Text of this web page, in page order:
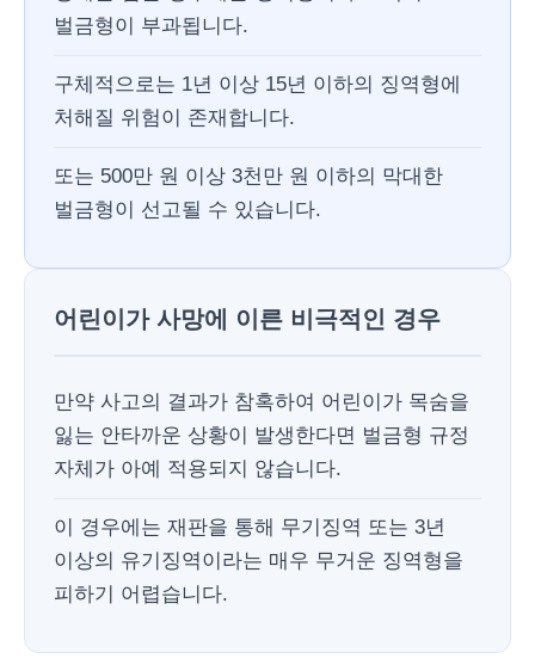
벌금형이 부과됩니다.
구체적으로는 1년 이상 15년 이하의 징역형에
처해질 위험이 존재합니다.
또는 500만 원 이상 3천만 원 이하의 막대한
벌금형이 선고될 수 있습니다.
어린이가 사망에 이른 비극적인 경우
만약 사고의 결과가 참혹하여 어린이가 목숨을
잃는 안타까운 상황이 발생한다면 벌금형 규정
자체가 아예 적용되지 않습니다.
이 경우에는 재판을 통해 무기징역 또는 3년
이상의 유기징역이라는 매우 무거운 징역형을
피하기 어렵습니다.